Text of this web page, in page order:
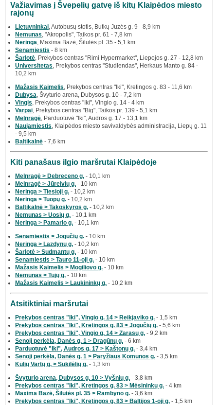
Važiavimas į Švepelių gatvę iš kitų Klaipėdos miesto
rajonų
Lietuvninkai , Autobusų stotis, Butkų Juzės g. 9 - 8,9 km
Nemunas , "Akropolis", Taikos pr. 61 - 7,8 km
Neringa , Maxima Bazė, Šilutės pl. 35 - 5,1 km
Senamiestis - 8 km
Šarlotė , Prekybos centras "Rimi Hypermarket", Liepojos g. 27 - 12,8 km
Universitetas , Prekybos centras "Studlendas", Herkaus Manto g. 84 -
10,2 km
Mažasis Kaimelis , Prekybos centras "Iki", Kretingos g. 83 - 11,6 km
Dubysa , Švyturio arena, Dubysos g. 10 - 7,2 km
Vingis , Prekybos centras "Iki", Vingio g. 14 - 4 km
Varpai , Prekybos centras "Big", Taikos pr. 139 - 5,1 km
Melnragė , Parduotuvė "Iki", Audros g. 17 - 13,1 km
Naujamiestis , Klaipėdos miesto savivaldybės administracija, Liepų g. 11
- 9,5 km
Baltikalnė - 7,6 km
Kiti panašaus ilgio maršrutai Klaipėdoje
Melnragė > Debreceno g. - 10,1 km
Melnragė > Jūreivių g. - 10 km
Neringa > Tiesioji g. - 10,2 km
Neringa > Tuopų g. - 10,2 km
Baltikalnė > Takoskyros g. - 10,2 km
Nemunas > Uosių g. - 10,1 km
Neringa > Pamario g. - 10,1 km
Senamiestis > Jogučių g. - 10 km
Neringa > Lazdynų g. - 10,2 km
Šarlotė > Sudmantų g. - 10 km
Senamiestis > Tauro 11-oji g. - 10 km
Mažasis Kaimelis > Mogiliovo g. - 10 km
Nemunas > Tujų g. - 10 km
Mažasis Kaimelis > Laukininkų g. - 10,2 km
Atsitiktiniai maršrutai
Prekybos centras "Iki", Vingio g. 14 > Reikjaviko g. - 1,5 km
Prekybos centras "Iki", Kretingos g. 83 > Jogučių g. - 5,6 km
Prekybos centras "Iki", Vingio g. 14 > Zarasų g. - 9,2 km
Senoji perkėla, Danės g. 1 > Dragūnų g. - 6 km
Parduotuvė "Iki", Audros g. 17 > Kaštonų g. - 3,4 km
Senoji perkėla, Danės g. 1 > Paryžiaus Komunos g. - 3,5 km
Kūlių Vartų g. > Sukilėlių g. - 1,3 km
Švyturio arena, Dubysos g. 10 > Vyšnių g. - 3,8 km
Prekybos centras "Iki", Kretingos g. 83 > Mėsininkų g. - 4 km
Maxima Bazė, Šilutės pl. 35 > Rambyno g. - 3,6 km
Prekybos centras "Iki", Kretingos g. 83 > Baltijos 1-oji g. - 1,5 km